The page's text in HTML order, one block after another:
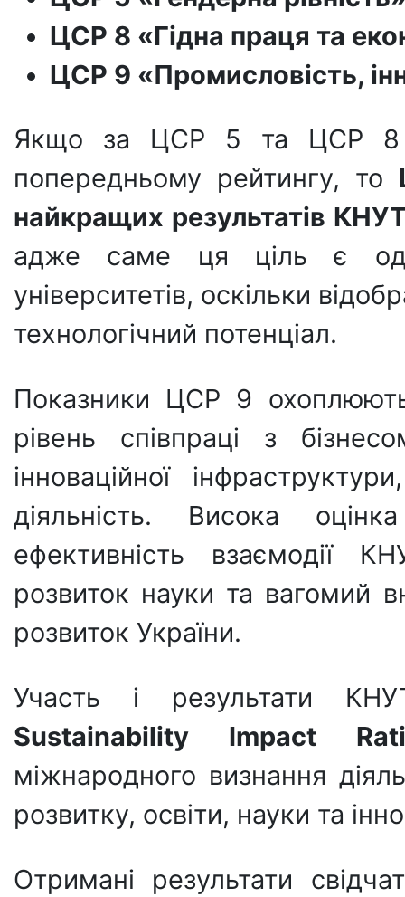
ЦСР 8 «Гідна праця та
ЦСР 9 «Промисловість,
Якщо за ЦСР 5 та ЦСР 8
попередньому рейтингу, то
найкращих результатів
адже саме ця ціль є
університетів, оскільки
технологічний потенціал.
Показники ЦСР 9
рівень співпраці з
інноваційної
діяльність. Висока
ефективність взаємодії
розвиток науки та вагомий
розвиток України.
Участь і результати
Sustainability Impact
міжнародного визнання
розвитку, освіти, науки та
Отримані результати